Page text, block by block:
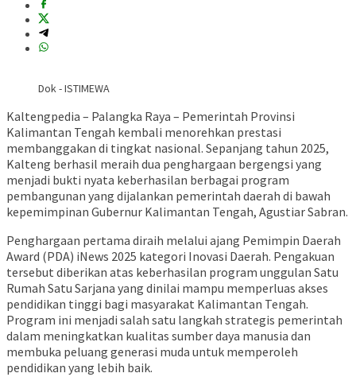
Dok - ISTIMEWA
Kaltengpedia – Palangka Raya – Pemerintah Provinsi
Kalimantan Tengah kembali menorehkan prestasi
membanggakan di tingkat nasional. Sepanjang tahun 2025,
Kalteng berhasil meraih dua penghargaan bergengsi yang
menjadi bukti nyata keberhasilan berbagai program
pembangunan yang dijalankan pemerintah daerah di bawah
kepemimpinan Gubernur Kalimantan Tengah, Agustiar Sabran.
Penghargaan pertama diraih melalui ajang Pemimpin Daerah
Award (PDA) iNews 2025 kategori Inovasi Daerah. Pengakuan
tersebut diberikan atas keberhasilan program unggulan Satu
Rumah Satu Sarjana yang dinilai mampu memperluas akses
pendidikan tinggi bagi masyarakat Kalimantan Tengah.
Program ini menjadi salah satu langkah strategis pemerintah
dalam meningkatkan kualitas sumber daya manusia dan
membuka peluang generasi muda untuk memperoleh
pendidikan yang lebih baik.